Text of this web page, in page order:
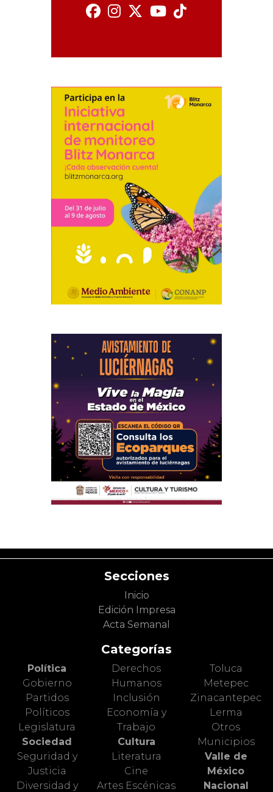
Secciones
Inicio
Edición Impresa
Acta Semanal
Categorías
Política
Gobierno
Partidos
Políticos
Legislatura
Sociedad
Seguridad y
Justicia
Diversidad y
Derechos
Humanos
Inclusión
Economía y
Trabajo
Cultura
Literatura
Cine
Artes Escénicas
Toluca
Metepec
Zinacantepec
Lerma
Otros
Municipios
Valle de
México
Nacional